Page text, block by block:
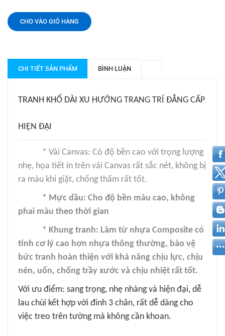
CHO VÀO GIỎ HÀNG
CHI TIẾT SẢN PHẨM BÌNH LUẬN
TRANH KHỔ DÀI XU HƯỚNG TRANG TRÍ ĐẲNG CẤP
HIỆN ĐẠI
* Vải Canvas: Có độ bền cao với trọng lượng
nhẹ, họa tiết in trên vải Canvas rất sắc nét, không bị
ra màu khi giặt, chống thấm rất tốt.
* Mực dầu: Cho độ bền màu cao, không
phai màu theo thời gian
* Khung tranh: Làm từ nhựa Composite có
tính cơ lý cao hơn nhựa thông thường, bảo vệ
bức tranh hoàn thiện với khả năng chịu lực, chịu
nén, uốn, chống trầy xước và chịu nhiệt rất tốt.
Với ưu điểm: sang trọng, nhẹ nhàng và hiện đại, dễ
lau chùi kết hợp với đinh 3 chân, rất dễ dàng cho
việc treo trên tường mà không cần khoan.